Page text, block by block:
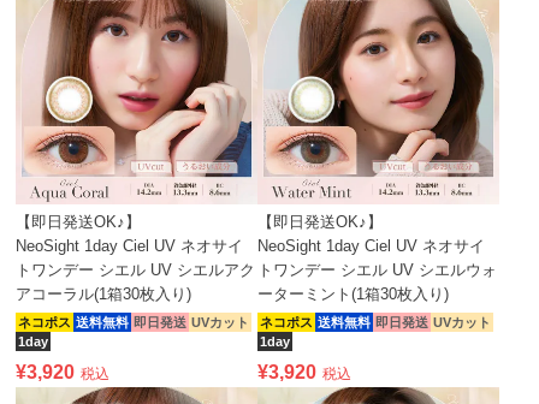
【即日発送OK♪】
NeoSight 1day Ciel UV ネオサイ
トワンデー シエル UV シエルアク
アコーラル(1箱30枚入り)
ネコポス 送料無料 即日発送 UVカット
1day
¥3,920 税込
【即日発送OK♪】
NeoSight 1day Ciel UV ネオサイ
トワンデー シエル UV シエルウォ
ーターミント(1箱30枚入り)
ネコポス 送料無料 即日発送 UVカット
1day
¥3,920 税込